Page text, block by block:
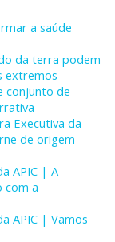
a saúde
da terra podem
extremos
conjunto de
Executiva da
de origem
APIC | A
com a
APIC | Vamos